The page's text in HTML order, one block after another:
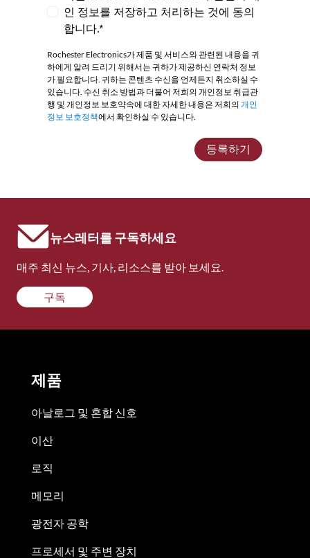
저는 Rochester Electronics가 본인의 개인 정보
인 정보를 저장하고 처리하는 것에 동의
합니다.*
Rochester Electronics가 제품 및 서비스와 관련된 내용을 귀
하에게 알려 드리기 위해서는 귀하가 제공하신 연락처 정보
가 필요합니다. 귀하는 콘텐츠 수신을 언제든지 취소하실 수
있습니다. 수신 취소 방법과 더불어 저희의 개인정보 취급관
행 및 개인정보 보호약속에 대한 자세한 내용은 저희의 개인
정보 보호정책에서 확인하실 수 있습니다.
등록하기
뉴스레터를 구독하세요
매주 최신 뉴스, 기사, 리소스를 받아 보세요.
구독
제품
아날로그 및 혼합 신호
이산
로직
메모리
광전자 공학
프로세서 및 주변 장치